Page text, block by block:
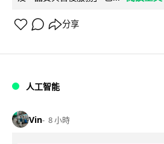
分享
人工智能
Vin 8 小時